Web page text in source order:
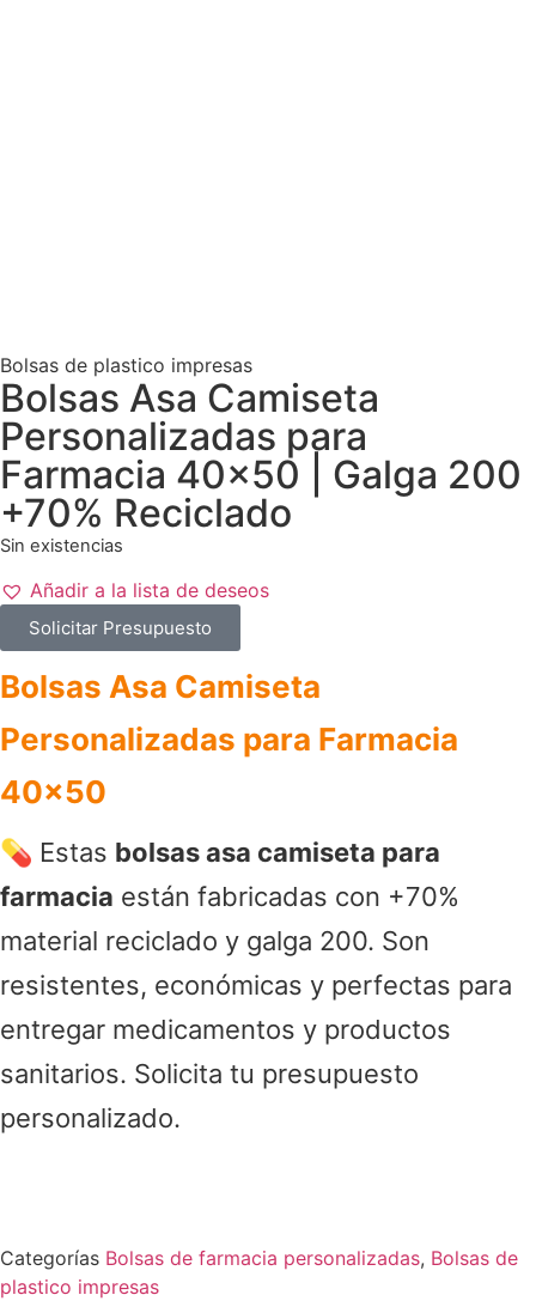
Bolsas de plastico impresas
Bolsas Asa Camiseta
Personalizadas para
Farmacia 40×50 | Galga 200
+70% Reciclado
Sin existencias
Añadir a la lista de deseos
Solicitar Presupuesto
Bolsas Asa Camiseta
Personalizadas para Farmacia
40×50
💊 Estas bolsas asa camiseta para
farmacia están fabricadas con +70%
material reciclado y galga 200. Son
resistentes, económicas y perfectas para
entregar medicamentos y productos
sanitarios. Solicita tu presupuesto
personalizado.
Categorías Bolsas de farmacia personalizadas, Bolsas de
plastico impresas